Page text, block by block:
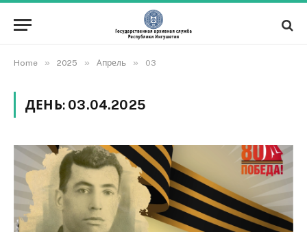
Home » 2025 » Апрель » 03
ДЕНЬ: 03.04.2025